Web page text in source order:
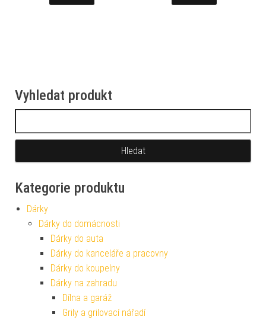
Vyhledat produkt
Kategorie produktu
Dárky
Dárky do domácnosti
Dárky do auta
Dárky do kanceláře a pracovny
Dárky do koupelny
Dárky na zahradu
Dílna a garáž
Grily a grilovací nářadí